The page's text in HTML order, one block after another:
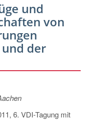
und
von
der
6. VDI-Tagung mit